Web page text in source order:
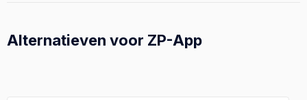
Alternatieven voor ZP-App